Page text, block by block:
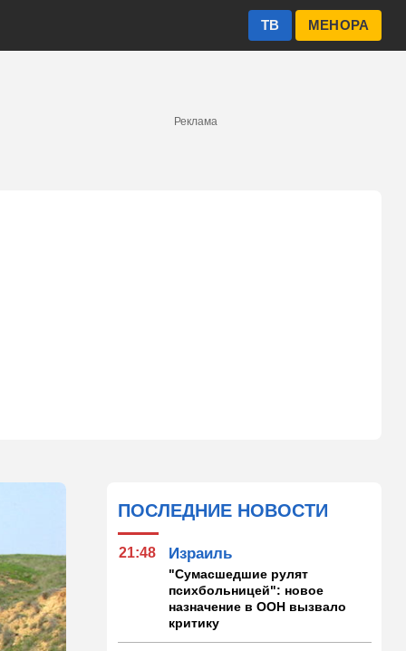
МЕНОРА
ТВ
Реклама
ПОСЛЕДНИЕ НОВОСТИ
21:48 Израиль
"Сумасшедшие рулят
психбольницей": новое
назначение в ООН вызвало
критику